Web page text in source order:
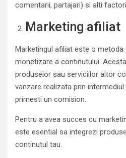
comentarii, partajari) si alti
Marketing afiliat
Marketingul afiliat este o
monetizare a continutului.
produselor sau serviciilor altor
vanzare realizata prin
primesti un comision.
Pentru a avea succes cu
este esential sa integrezi
continutul tau.